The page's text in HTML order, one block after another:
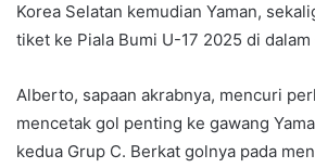
Korea Selatan kemudian Yaman,
tiket ke Piala Bumi U-17 2025 di dalam
Alberto, sapaan akrabnya, mencuri
mencetak gol penting ke gawang
kedua Grup C. Berkat golnya pada